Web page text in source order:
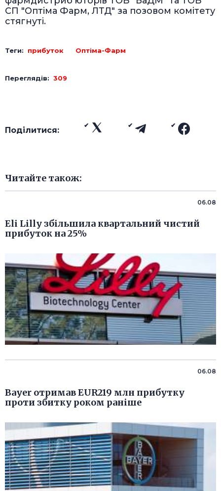
СП "Оптіма Фарм, ЛТД" за позовом комітету
стягнуті.
Теги: прибуток Оптіма-Фарм
Переглядів: 309
Поділитися:
Читайте також:
06.08
Eli Lilly збільшила квартальний чистий
прибуток на 25%
06.08
Bayer отримав EUR219 млн прибутку
проти збитку роком раніше